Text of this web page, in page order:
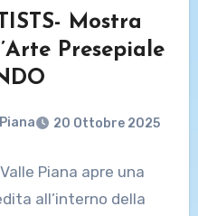
Mostra
Presepiale
20 Ottobre 2025
Piana apre una
all’interno della